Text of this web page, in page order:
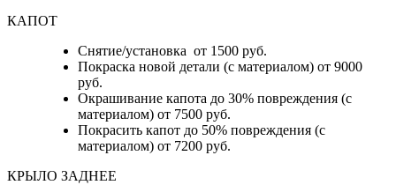
КАПОТ
Снятие/установка от 1500 руб.
Покраска новой детали (с материалом) от 9000
руб.
Окрашивание капота до 30% повреждения (с
материалом) от 7500 руб.
Покрасить капот до 50% повреждения (с
материалом) от 7200 руб.
КРЫЛО ЗАДНЕЕ